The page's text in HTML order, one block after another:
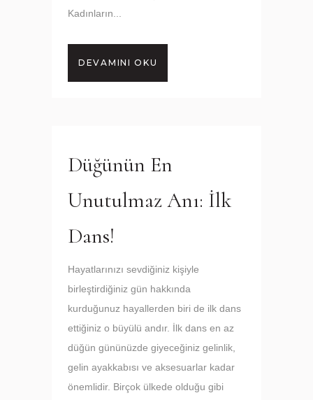
Kadınların...
DEVAMINI OKU
Düğünün En
Unutulmaz Anı: İlk
Dans!
Hayatlarınızı sevdiğiniz kişiyle
birleştirdiğiniz gün hakkında
kurduğunuz hayallerden biri de ilk dans
ettiğiniz o büyülü andır. İlk dans en az
düğün gününüzde giyeceğiniz gelinlik,
gelin ayakkabısı ve aksesuarlar kadar
önemlidir. Birçok ülkede olduğu gibi